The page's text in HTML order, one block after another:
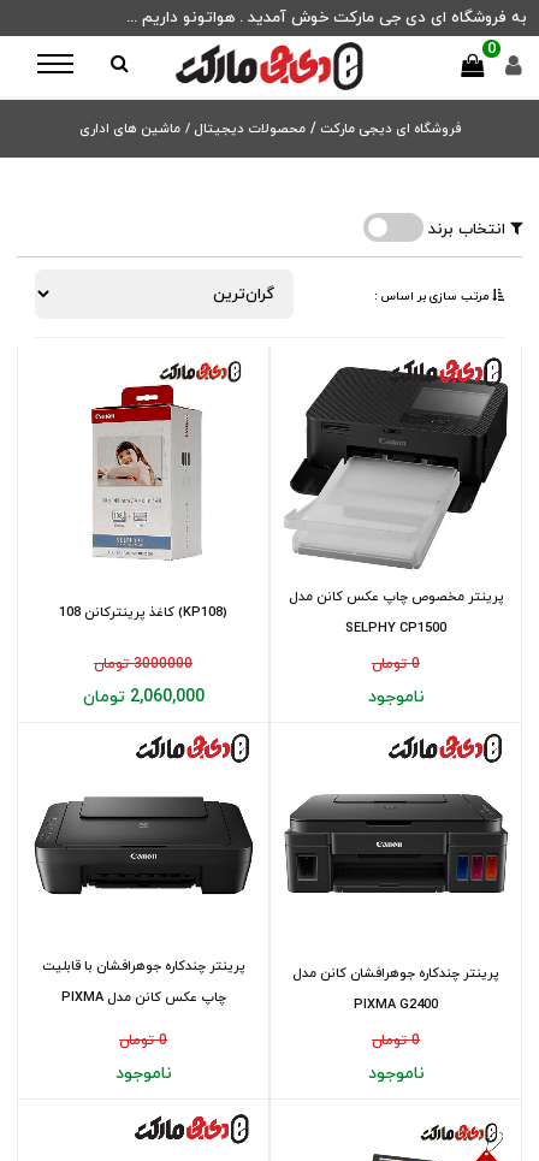
به فروشگاه ای دی جی مارکت خوش آمدید . هواتونو داریم ...
0
فروشگاه ای دیجی مارکت/محصولات دیجیتال / ماشین های اداری
انتخاب برند
مرتب ‌سازی بر اساس :
(KP108) کاغذ پرینترکانن 108
3000000 تومان
2,060,000 تومان
پرینتر مخصوص چاپ عکس کانن مدل
SELPHY CP1500
0 تومان
ناموجود
پرینتر چندکاره جوهرافشان با قابلیت
چاپ عکس کانن مدل PIXMA
0 تومان
ناموجود
پرینتر چندکاره جوهرافشان کانن مدل
PIXMA G2400
0 تومان
ناموجود